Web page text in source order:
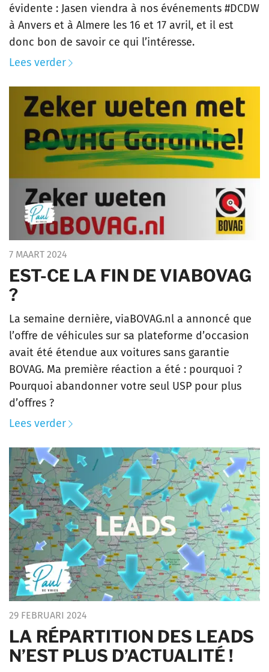
évidente : Jasen viendra à nos événements #DCDW
à Anvers et à Almere les 16 et 17 avril, et il est
donc bon de savoir ce qui l’intéresse.
Lees verder
7 MAART 2024
EST-CE LA FIN DE VIABOVAG
?
La semaine dernière, viaBOVAG.nl a annoncé que
l’offre de véhicules sur sa plateforme d’occasion
avait été étendue aux voitures sans garantie
BOVAG. Ma première réaction a été : pourquoi ?
Pourquoi abandonner votre seul USP pour plus
d’offres ?
Lees verder
29 FEBRUARI 2024
LA RÉPARTITION DES LEADS
N’EST PLUS D’ACTUALITÉ !